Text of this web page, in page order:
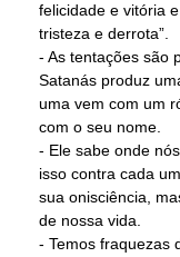
felicidade e vitória
tristeza e derrota”.
- As tentações são
Satanás produz
uma vem com um
com o seu nome.
- Ele sabe onde
isso contra cada
sua onisciência,
de nossa vida.
- Temos fraquezas